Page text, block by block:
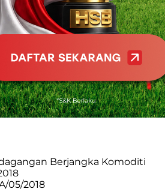
Berjangka Komoditi
05/2018